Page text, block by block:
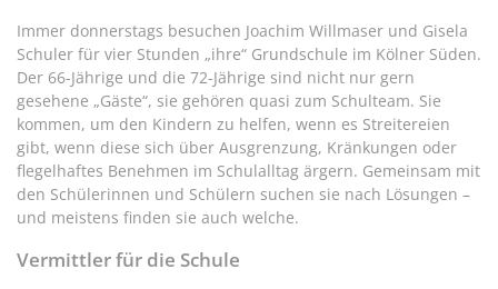
Immer donnerstags besuchen Joachim Willmaser und Gisela
Schuler für vier Stunden „ihre“ Grundschule im Kölner Süden.
Der 66-Jährige und die 72-Jährige sind nicht nur gern
gesehene „Gäste“, sie gehören quasi zum Schulteam. Sie
kommen, um den Kindern zu helfen, wenn es Streitereien
gibt, wenn diese sich über Ausgrenzung, Kränkungen oder
flegelhaftes Benehmen im Schulalltag ärgern. Gemeinsam mit
den Schülerinnen und Schülern suchen sie nach Lösungen –
und meistens finden sie auch welche.
Vermittler für die Schule